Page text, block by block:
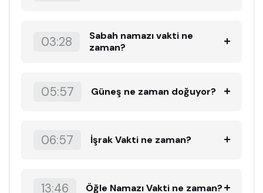
03:28
Sabah namazı vakti ne
zaman?
05:57 Güneş ne zaman doğuyor?
06:57 İşrak Vakti ne zaman?
13:46 Öğle Namazı Vakti ne zaman?